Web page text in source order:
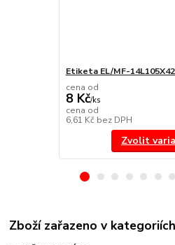
Etiketa EL/MF-
cena od
8 Kč/ks
cena od
6,61 Kč bez DPH
Zvolit
Zboží zařazeno v kategoriích